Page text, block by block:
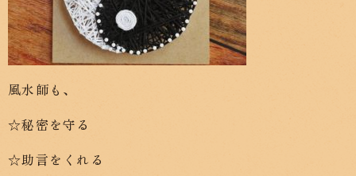
風水師も、
☆秘密を守る
☆助言をくれる